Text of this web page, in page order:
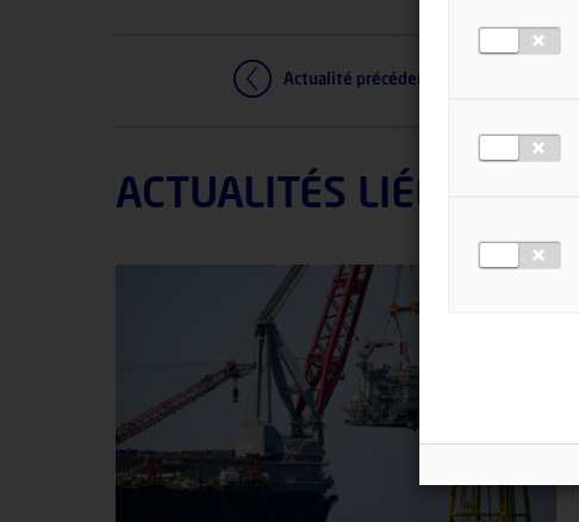
Actualité précédente
ACTUALITÉS LIÉES